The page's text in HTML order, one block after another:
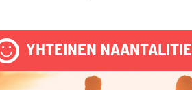
YHTEINEN